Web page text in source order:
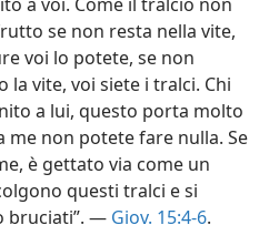
se non resta nella vite,
voi lo potete, se non
la vite, voi siete i tralci. Chi
a lui, questo porta molto
non potete fare nulla. Se
è gettato via come un
questi tralci e si
bruciati”. — Giov. 15:4-6.